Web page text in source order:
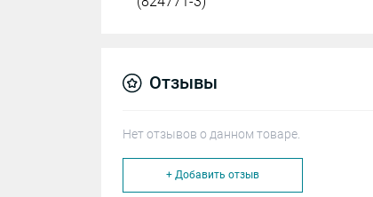
Отзывы
Нет отзывов о данном товаре.
+ Добавить отзыв